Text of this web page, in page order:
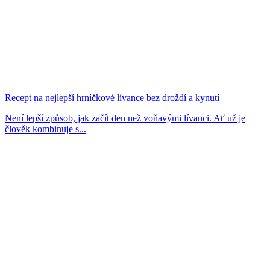
Recept na nejlepší hrníčkové lívance bez droždí a kynutí
Není lepší způsob, jak začít den než voňavými lívanci. Ať už je
člověk kombinuje s...